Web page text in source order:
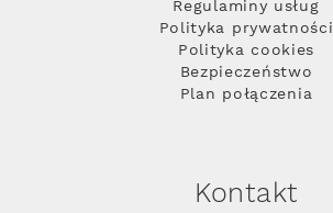
Regulaminy usług
Polityka prywatności
Polityka cookies
Bezpieczeństwo
Plan połączenia
Kontakt